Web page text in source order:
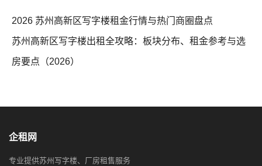
2026 苏州高新区写字楼租金行情与热门商圈盘点
苏州高新区写字楼出租全攻略：板块分布、租金参考与选
房要点（2026）
企租网
专业提供苏州写字楼、厂房租售服务